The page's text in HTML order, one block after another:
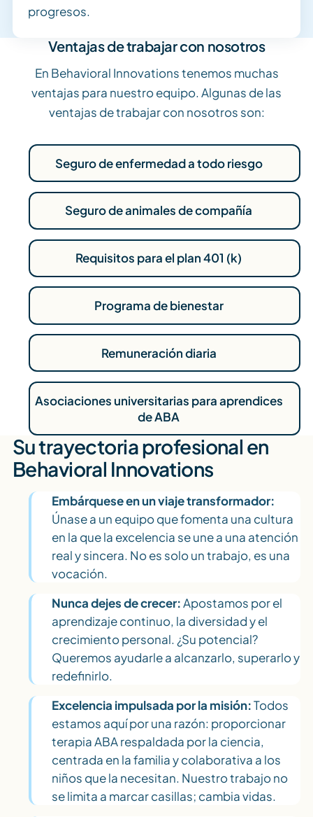
progresos.
Ventajas de trabajar con nosotros
En Behavioral Innovations tenemos muchas
ventajas para nuestro equipo. Algunas de las
ventajas de trabajar con nosotros son:
Seguro de enfermedad a todo riesgo
Seguro de animales de compañía
Requisitos para el plan 401 (k)
Programa de bienestar
Remuneración diaria
Asociaciones universitarias para aprendices
de ABA
Su trayectoria profesional en
Behavioral Innovations
Embárquese en un viaje transformador:
Únase a un equipo que fomenta una cultura
en la que la excelencia se une a una atención
real y sincera. No es solo un trabajo, es una
vocación.
Nunca dejes de crecer:Apostamos por el
aprendizaje continuo, la diversidad y el
crecimiento personal. ¿Su potencial?
Queremos ayudarle a alcanzarlo, superarlo y
redefinirlo.
Excelencia impulsada por la misión:Todos
estamos aquí por una razón: proporcionar
terapia ABA respaldada por la ciencia,
centrada en la familia y colaborativa a los
niños que la necesitan. Nuestro trabajo no
se limita a marcar casillas; cambia vidas.